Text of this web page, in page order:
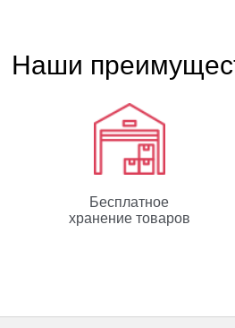
Наши
Бесплатное
хранение товаров